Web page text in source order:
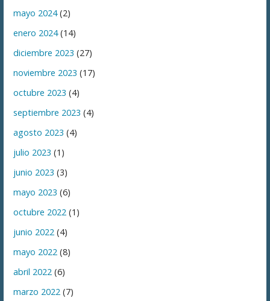
mayo 2024(2)
enero 2024(14)
diciembre 2023 (27)
noviembre 2023 (17)
octubre 2023 (4)
septiembre 2023 (4)
agosto 2023 (4)
julio 2023 (1)
junio 2023 (3)
mayo 2023 (6)
octubre 2022 (1)
junio 2022 (4)
mayo 2022 (8)
abril 2022 (6)
marzo 2022 (7)